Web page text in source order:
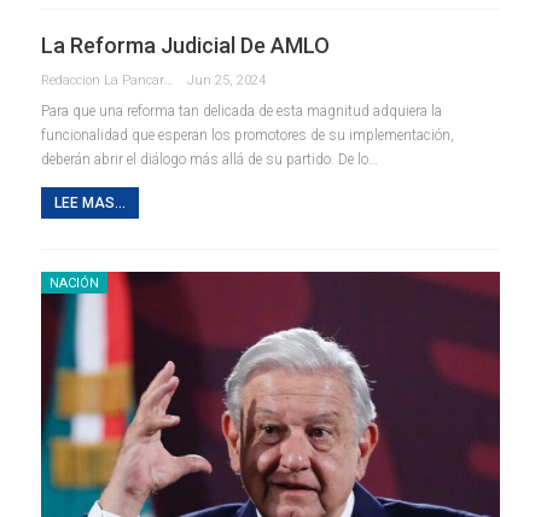
La Reforma Judicial De AMLO
Redaccion La Pancarta De Quintana Roo Jun 25, 2024
Para que una reforma tan delicada de esta magnitud adquiera la
funcionalidad que esperan los promotores de su implementación,
deberán abrir el diálogo más allá de su partido. De lo…
LEE MAS...
NACIÓN